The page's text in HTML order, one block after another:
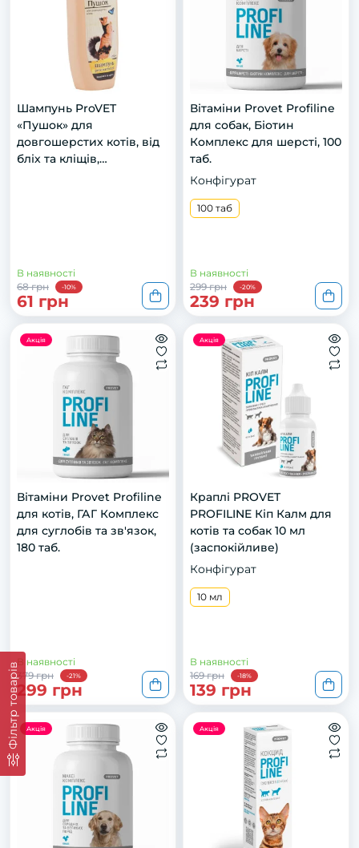
Фільтр товарів
Шампунь ProVET
«Пушок» для
довгошерстих котів, від
бліх та кліщів,
В наявності
68 грн
-10%
61 грн
Вітаміни Provet Profiline
для собак, Біотин
Комплекс для шерсті, 100
таб.
Конфігурат
100 таб
В наявності
299 грн
-20%
239 грн
Акція
Вітаміни Provet Profiline
для котів, ГАГ Комплекс
для суглобів та зв'язок,
180 таб.
В наявності
379 грн
-21%
299 грн
Акція
Краплі PROVET
PROFILINE Кіп Калм для
котів та собак 10 мл
(заспокійливе)
Конфігурат
10 мл
В наявності
169 грн
-18%
139 грн
Акція Акція